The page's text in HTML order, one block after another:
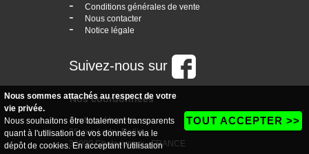
- Conditions générales de vente
- Nous contacter
- Notice légale
Suivez-nous sur
Nos coordonnées
boutique Vogaine
35, rue Ledru Rollin
36000 Chateauroux - FRANCE
Nous sommes attachés au respect de votre
vie privée.
Nous souhaitons être totalement transparents
quant à l'utilisation de vos données via le
dépôt de cookies. En acceptant l'utilisation
TOUT ACCEPTER >>